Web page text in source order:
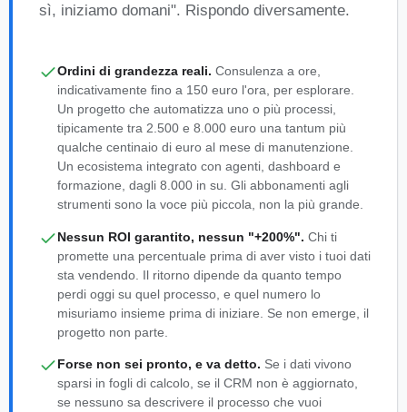
sì, iniziamo domani". Rispondo diversamente.
Ordini di grandezza reali. Consulenza a ore,
indicativamente fino a 150 euro l'ora, per esplorare.
Un progetto che automatizza uno o più processi,
tipicamente tra 2.500 e 8.000 euro una tantum più
qualche centinaio di euro al mese di manutenzione.
Un ecosistema integrato con agenti, dashboard e
formazione, dagli 8.000 in su. Gli abbonamenti agli
strumenti sono la voce più piccola, non la più grande.
Nessun ROI garantito, nessun "+200%". Chi ti
promette una percentuale prima di aver visto i tuoi dati
sta vendendo. Il ritorno dipende da quanto tempo
perdi oggi su quel processo, e quel numero lo
misuriamo insieme prima di iniziare. Se non emerge, il
progetto non parte.
Forse non sei pronto, e va detto. Se i dati vivono
sparsi in fogli di calcolo, se il CRM non è aggiornato,
se nessuno sa descrivere il processo che vuoi